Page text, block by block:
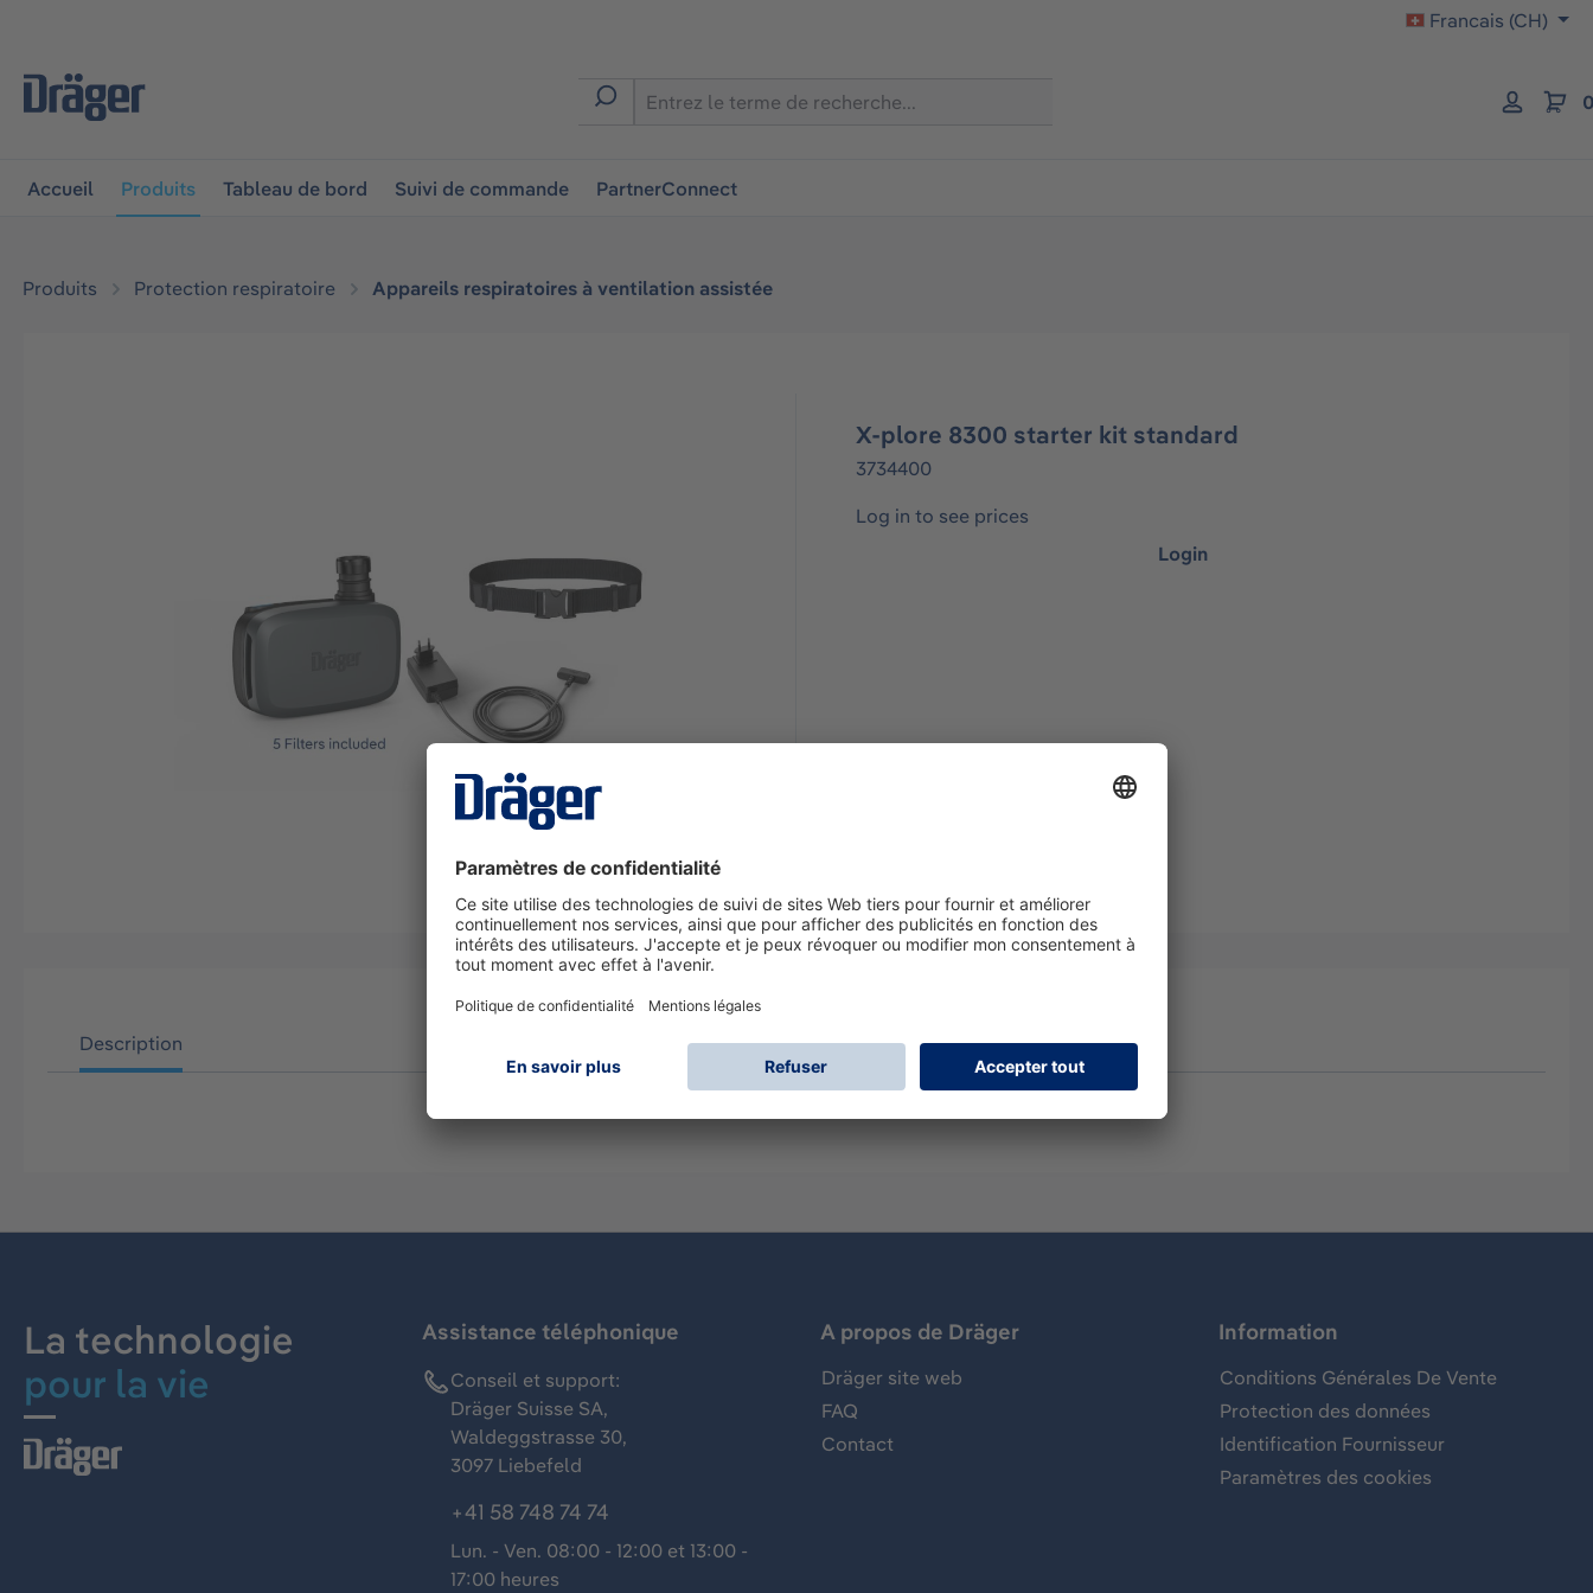
Francais (CH)
Accueil Produits Tableau de bord Suivi de commande PartnerConnect
Produits Protection respiratoire Appareils respiratoires à ventilation assistée
X-plore 8300 starter kit standard
3734400
Log in to see prices
Login
Description
La technologie
pour la vie
Assistance téléphonique
Conseil et support:
Dräger Suisse SA,
Waldeggstrasse 30,
3097 Liebefeld
+41 58 748 74 74
Lun. - Ven. 08:00 - 12:00 et 13:00 -
17:00 heures
A propos de Dräger
Dräger site web
FAQ
Contact
Information
Conditions Générales De Vente
Protection des données
Identification Fournisseur
Paramètres des cookies